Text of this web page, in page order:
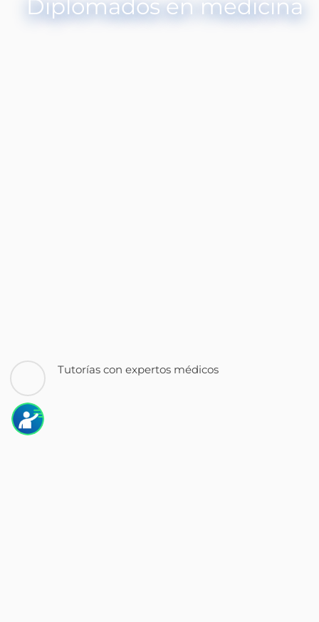
Tutorías con expertos médicos
Diplomados en medicina